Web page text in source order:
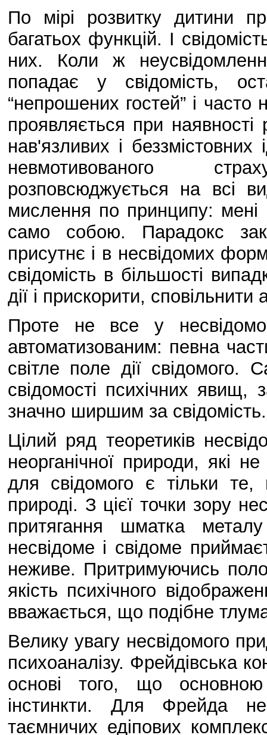
По мірі розвитку дитини
багатьох функцій. І
них. Коли ж
попадає у свідомість,
“непрошених гостей” і
проявляється при наявності
нав'язливих і
невмотивованого
розповсюджується на всі
мислення по принципу:
само собою. Парадокс
присутнє і в несвідомих
свідомість в більшості
дії і прискорити, сповільнити
Проте не все у
автоматизованим: певна
світле поле дії свідомого.
свідомості психічних явищ,
значно ширшим за свідомість.
Цілий ряд теоретиків
неорганічної природи, які
для свідомого є тільки
природі. З цієї точки зору
притягання шматка
несвідоме і свідоме
неживе. Притримуючись
якість психічного
вважається, що подібне
Велику увагу несвідомого
психоаналізу. Фрейдівська
основі того, що
інстинкти. Для Фрейда
таємничих едіпових